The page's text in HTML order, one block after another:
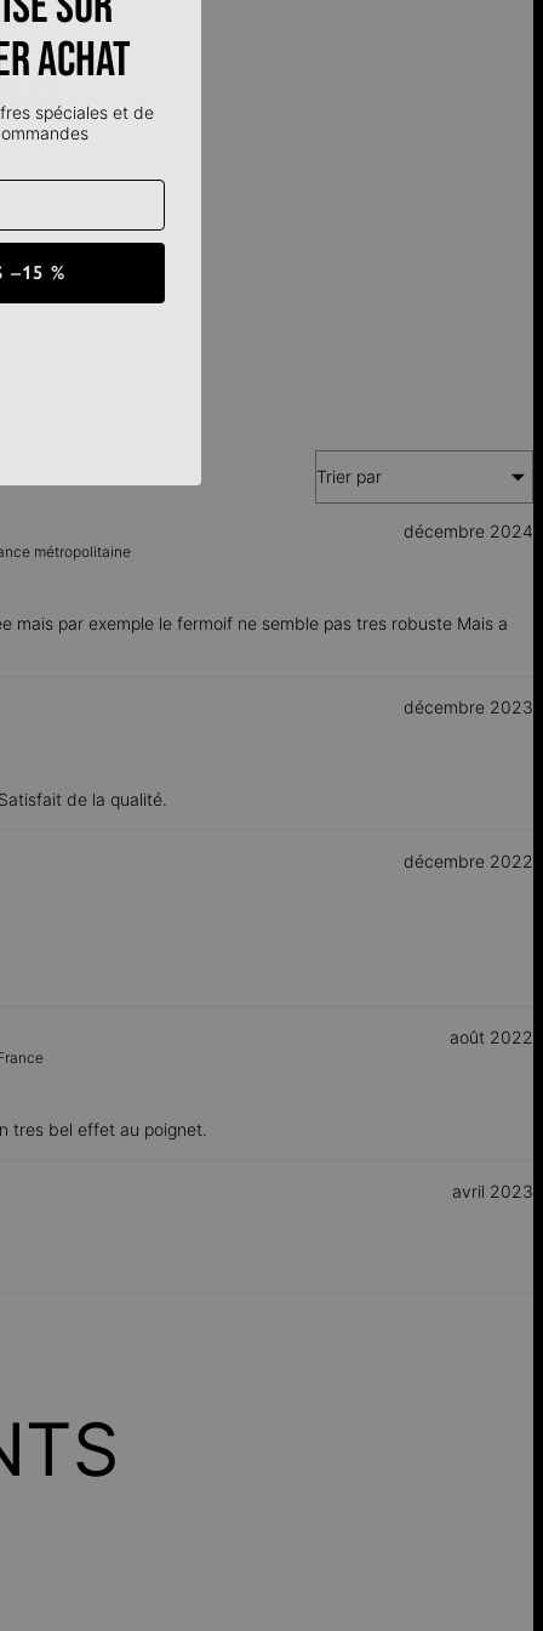
Trier par
métropolitaine
décembre 2024
mais par exemple le fermoif ne semble pas tres robuste Mais a
décembre 2023
de la qualité.
décembre 2022
août 2022
tres bel effet au poignet.
avril 2023
achat
spéciales et de
–15 %